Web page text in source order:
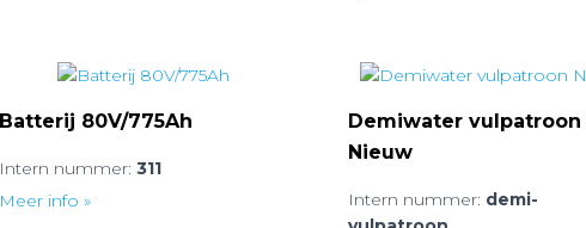
Batterij 80V/775Ah
Intern nummer: 311
Meer info »
Demiwater vulpatroon
Nieuw
Intern nummer: demi-